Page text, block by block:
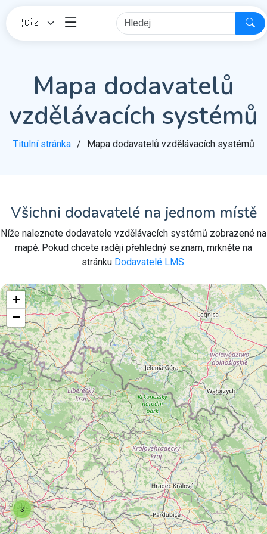
Mapa dodavatelů
vzdělávacích systémů
Titulní stránka Mapa dodavatelů vzdělávacích systémů
Všichni dodavatelé na jednom místě
Níže naleznete dodavatele vzdělávacích systémů zobrazené na
mapě. Pokud chcete raději přehledný seznam, mrkněte na
stránku Dodavatelé LMS.
3
+
−